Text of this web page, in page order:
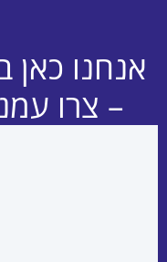
אנחנו כאן
– צרו